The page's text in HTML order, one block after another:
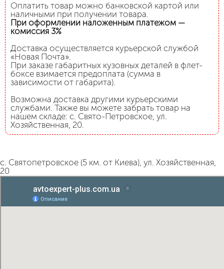
Оплатить товар можно банковской картой или
наличными при получении товара.
При оформлении наложенным платежом —
комиссия 3%
Доставка осуществляется курьерской службой
«Новая Почта».
При заказе габаритных кузовных деталей в флет-
боксе взимается предоплата (сумма в
зависимости от габарита).
Возможна доставка другими курьерскими
службами. Также вы можете забрать товар на
нашем складе: с. Свято-Петровское, ул.
Хозяйственная, 20.
с. Святопетровское (5 км. от Киева), ул. Хозяйственная,
20